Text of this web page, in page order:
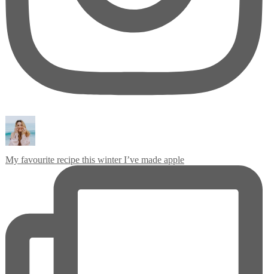
My favourite recipe this winter I’ve made apple